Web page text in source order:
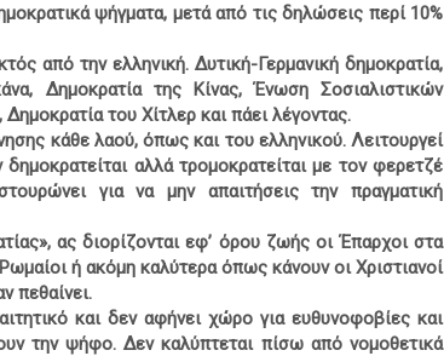
ψήγματα, μετά από τις δηλώσεις περί 10%
από την ελληνική. Δυτική-Γερμανική δημοκρατία,
Δημοκρατία της Κίνας, Ένωση Σοσιαλιστικών
του Χίτλερ και πάει λέγοντας.
κάθε λαού, όπως και του ελληνικού. Λειτουργεί
αλλά τρομοκρατείται με τον φερετζέ
για να μην απαιτήσεις την πραγματική
ας διορίζονται εφ’ όρου ζωής οι Έπαρχοι στα
ή ακόμη καλύτερα όπως κάνουν οι Χριστιανοί
πεθαίνει.
και δεν αφήνει χώρο για ευθυνοφοβίες και
την ψήφο. Δεν καλύπτεται πίσω από νομοθετικά